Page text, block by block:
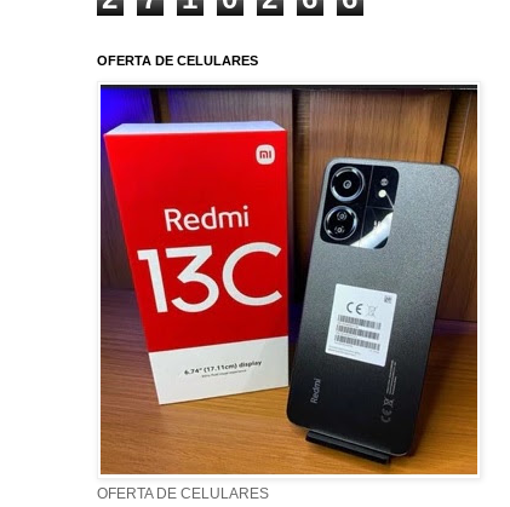
OFERTA DE CELULARES
OFERTA DE CELULARES